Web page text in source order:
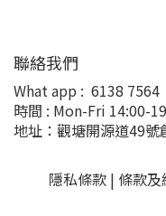
聯絡我們
What app : 6138 7564
時間 : Mon-Fri 14:00-
地址：觀塘開源道49號
隱私條款 | 條款及